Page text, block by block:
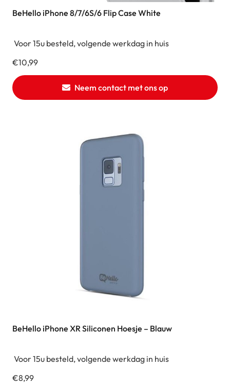
BeHello iPhone 8/7/6S/6 Flip Case White
Voor 15u besteld, volgende werkdag in huis
€10,99
Neem contact met ons op
BeHello iPhone XR Siliconen Hoesje – Blauw
Voor 15u besteld, volgende werkdag in huis
€8,99